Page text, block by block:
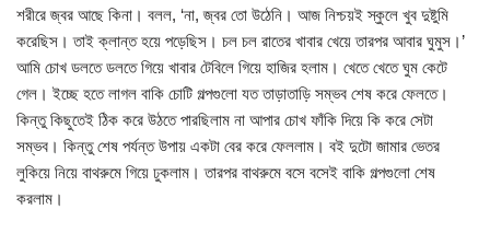
শরীরে জ্বর আছে কিনা। বলল, ‘না, জ্বর তো উঠেনি। আজ নিশ্চয়ই স্কুলে খুব দুষ্টুমি
করেছিস। তাই ক্লান্ত হয়ে পড়েছিস। চল চল রাতের খাবার খেয়ে তারপর আবার ঘুমুস।’
আমি চোখ ডলতে ডলতে গিয়ে খাবার টেবিলে গিয়ে হাজির হলাম। খেতে খেতে ঘুম কেটে
গেল। ইচ্ছে হতে লাগল বাকি চোটি গল্পগুলো যত তাড়াতাড়ি সম্ভব শেষ করে ফেলতে।
কিন্তু কিছুতেই ঠিক করে উঠতে পারছিলাম না আপার চোখ ফাঁকি দিয়ে কি করে সেটা
সম্ভব। কিন্তু শেষ পর্যন্ত উপায় একটা বের করে ফেললাম। বই দুটো জামার ভেতর
লুকিয়ে নিয়ে বাথরুমে গিয়ে ঢুকলাম। তারপর বাথরুমে বসে বসেই বাকি গল্পগুলো শেষ
করলাম।